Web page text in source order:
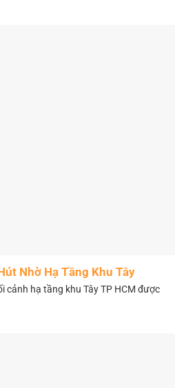
Nhờ Hạ Tầng Khu Tây
cảnh hạ tầng khu Tây TP HCM được